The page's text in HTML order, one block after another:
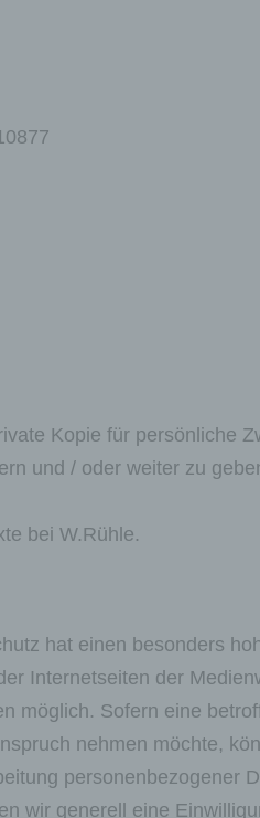
Kopie für persönliche
und / oder weiter zu
bei W.Rühle.
hat einen besonders
Internetseiten der
möglich. Sofern eine
nehmen möchte,
personenbezogener
wir generell eine